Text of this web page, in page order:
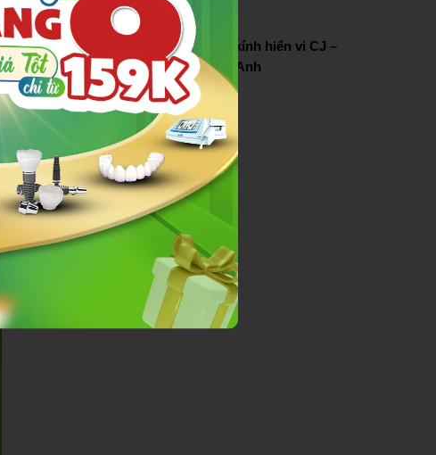
treatment
Lễ chuyển giao hệ thống kính hiển vi CJ –
OPTIK tại nha khoa Thùy Anh